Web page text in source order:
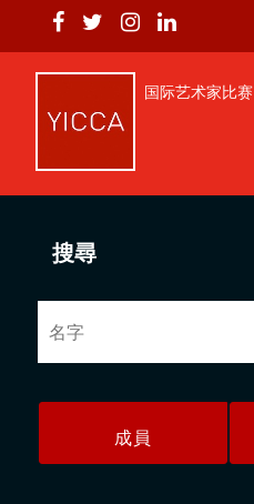
国际艺术家比赛
搜尋
成員